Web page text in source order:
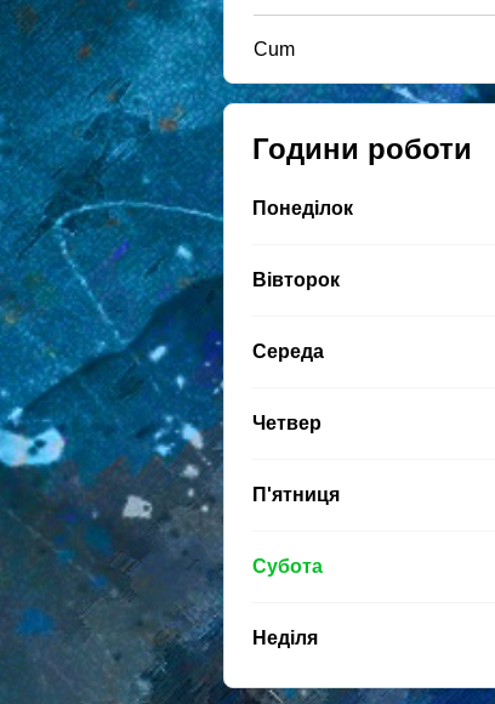
Cum
Години роботи
Понеділок
Вівторок
Середа
Четвер
П'ятниця
Субота
Неділя